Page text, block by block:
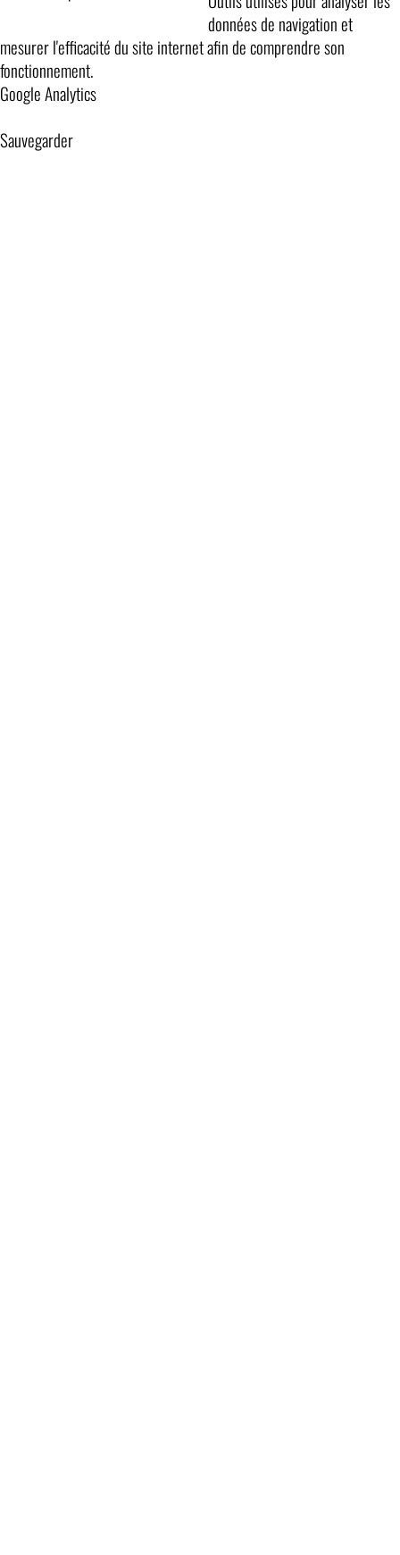
données de navigation et
mesurer l'efficacité du site internet afin de comprendre son
fonctionnement.
Google Analytics
Sauvegarder